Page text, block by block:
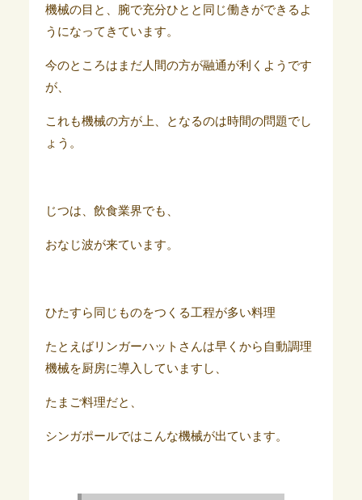
機械の目と、腕で充分ひとと同じ働きができるよ
うになってきています。
今のところはまだ人間の方が融通が利くようです
が、
これも機械の方が上、となるのは時間の問題でし
ょう。
じつは、飲食業界でも、
おなじ波が来ています。
ひたすら同じものをつくる工程が多い料理
たとえばリンガーハットさんは早くから自動調理
機械を厨房に導入していますし、
たまご料理だと、
シンガポールではこんな機械が出ています。